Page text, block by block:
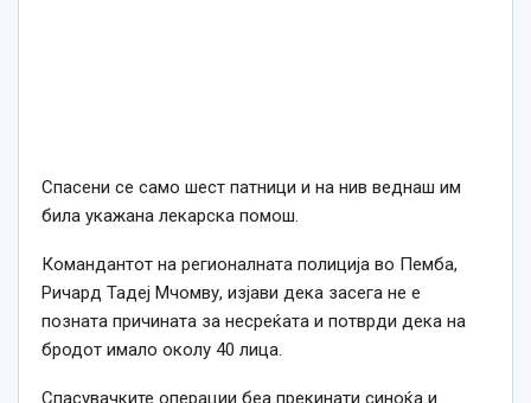
Спасени се само шест патници и на нив веднаш им
била укажана лекарска помош.
Командантот на регионалната полиција во Пемба,
Ричард Тадеј Мчомву, изјави дека засега не е
позната причината за несреќата и потврди дека на
бродот имало околу 40 лица.
Спасувачките операции беа прекинати синоќа и